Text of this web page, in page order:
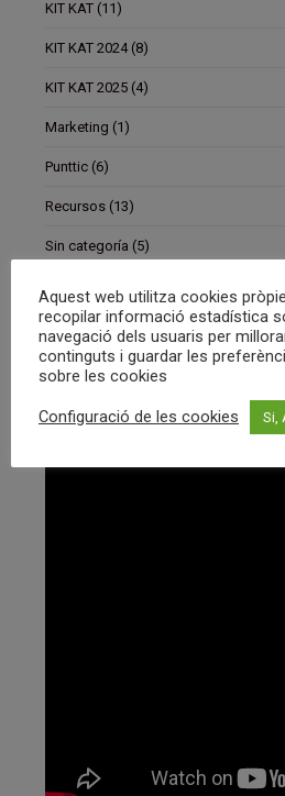
KIT KAT (11)
KIT KAT 2024 (8)
KIT KAT 2025 (4)
Marketing (1)
Punttic (6)
Recursos (13)
Sin categoría (5)
trobades (4)
Aquest web utilitza cookies
recopilar informació estadística
navegació dels usuaris per
continguts i guardar les
sobre les cookies
Configuració de les cookies Si,